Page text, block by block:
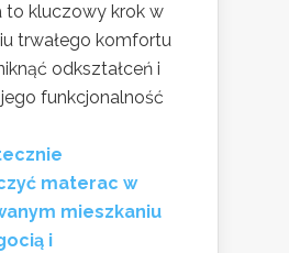
to kluczowy krok w
trwałego komfortu
odkształceń i
funkcjonalność
materac w
mieszkaniu
i